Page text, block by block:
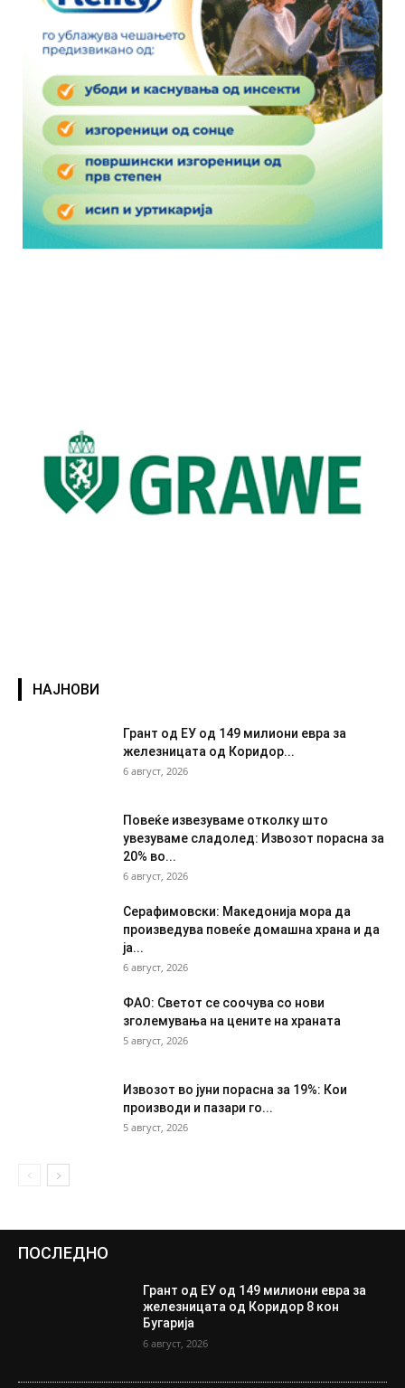
НАЈНОВИ
Грант од ЕУ од 149 милиони евра за
железницата од Коридор...
6 август, 2026
Повеќе извезуваме отколку што
увезуваме сладолед: Извозот порасна за
20% во...
6 август, 2026
Серафимовски: Македонија мора да
произведува повеќе домашна храна и да
ја...
6 август, 2026
ФАО: Светот се соочува со нови
зголемувања на цените на храната
5 август, 2026
Извозот во јуни порасна за 19%: Кои
производи и пазари го...
5 август, 2026
ПОСЛЕДНО
Грант од ЕУ од 149 милиони евра за
железницата од Коридор 8 кон
Бугарија
6 август, 2026